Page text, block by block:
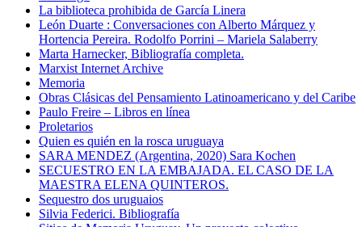
La biblioteca prohibida de García Linera
León Duarte : Conversaciones con Alberto Márquez y
Hortencia Pereira. Rodolfo Porrini – Mariela Salaberry
Marta Harnecker, Bibliografía completa.
Marxist Internet Archive
Memoria
Obras Clásicas del Pensamiento Latinoamericano y del Caribe
Paulo Freire – Libros en línea
Proletarios
Quien es quién en la rosca uruguaya
SARA MENDEZ (Argentina, 2020) Sara Kochen
SECUESTRO EN LA EMBAJADA. EL CASO DE LA
MAESTRA ELENA QUINTEROS.
Sequestro dos uruguaios
Silvia Federici. Bibliografía